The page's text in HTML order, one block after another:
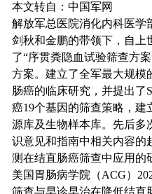
本文转自：中国军网
解放军总医院消化内科医学
剑秋和金鹏的带领下，自上
了“序贯粪隐血试验筛查方
方案。建立了全军最大规模
肠癌的临床研究，并提出了
癌19个基因的筛查策略，建
源库及生物样本库。先后多
识意见和指南中相关内容的
测在结直肠癌筛查中应用的
美国胃肠病学院（ACG）
筛查与早诊早治在降低结直